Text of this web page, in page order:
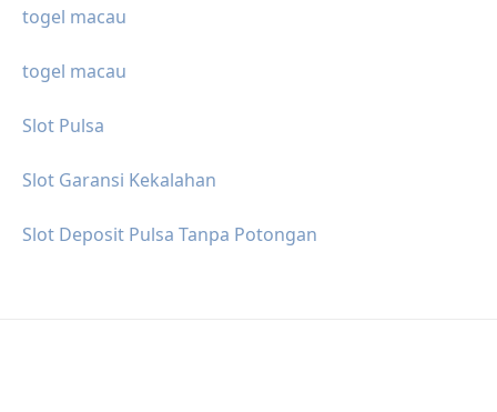
togel macau
togel macau
Slot Pulsa
Slot Garansi Kekalahan
Slot Deposit Pulsa Tanpa Potongan